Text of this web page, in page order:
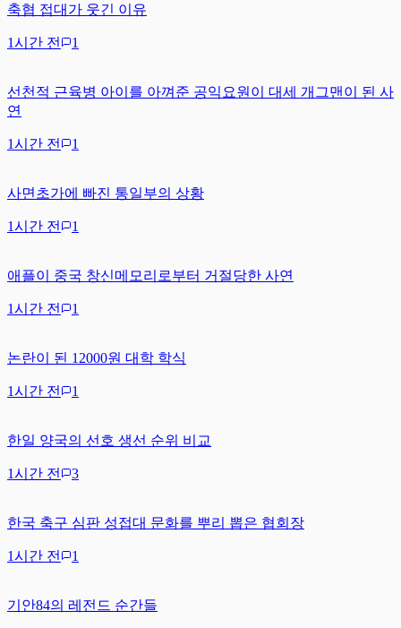
축협 접대가 웃긴 이유
1시간 전 1
선천적 근육병 아이를 아껴준 공익요원이 대세 개그맨이 된 사
연
1시간 전 1
사면초가에 빠진 통일부의 상황
1시간 전 1
애플이 중국 창신메모리로부터 거절당한 사연
1시간 전 1
논란이 된 12000원 대학 학식
1시간 전 1
한일 양국의 선호 생선 순위 비교
1시간 전 3
한국 축구 심판 성접대 문화를 뿌리 뽑은 협회장
1시간 전 1
기안84의 레전드 순간들